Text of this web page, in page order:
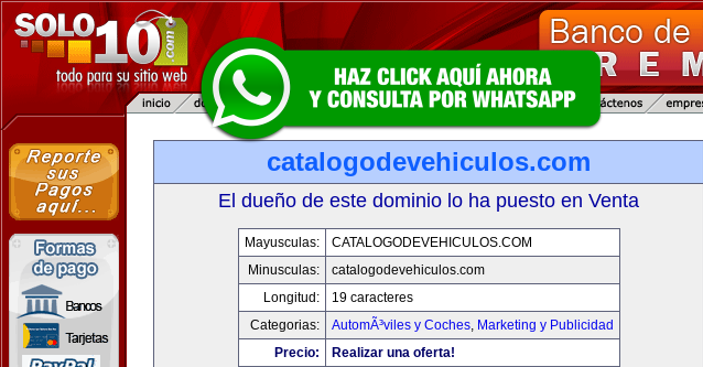
catalogodevehiculos.com
El dueño de este dominio lo ha puesto en Venta
Mayusculas:
CATALOGODEVEHICULOS.COM
Minusculas:
catalogodevehiculos.com
Longitud:
19 caracteres
Categorias:
AutomÃ³viles y Coches, Marketing y Publicidad
Precio:
Realizar una oferta!